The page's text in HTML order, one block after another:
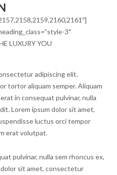
3″
LUXURY YOU
adipiscing elit.
tortor aliquam semper. Aliquam
in consequat pulvinar, nulla
Lorem ipsum dolor sit amet,
luctus orci tempor
erat volutpat.
pulvinar, nulla sem rhoncus ex,
sit amet, consectetur